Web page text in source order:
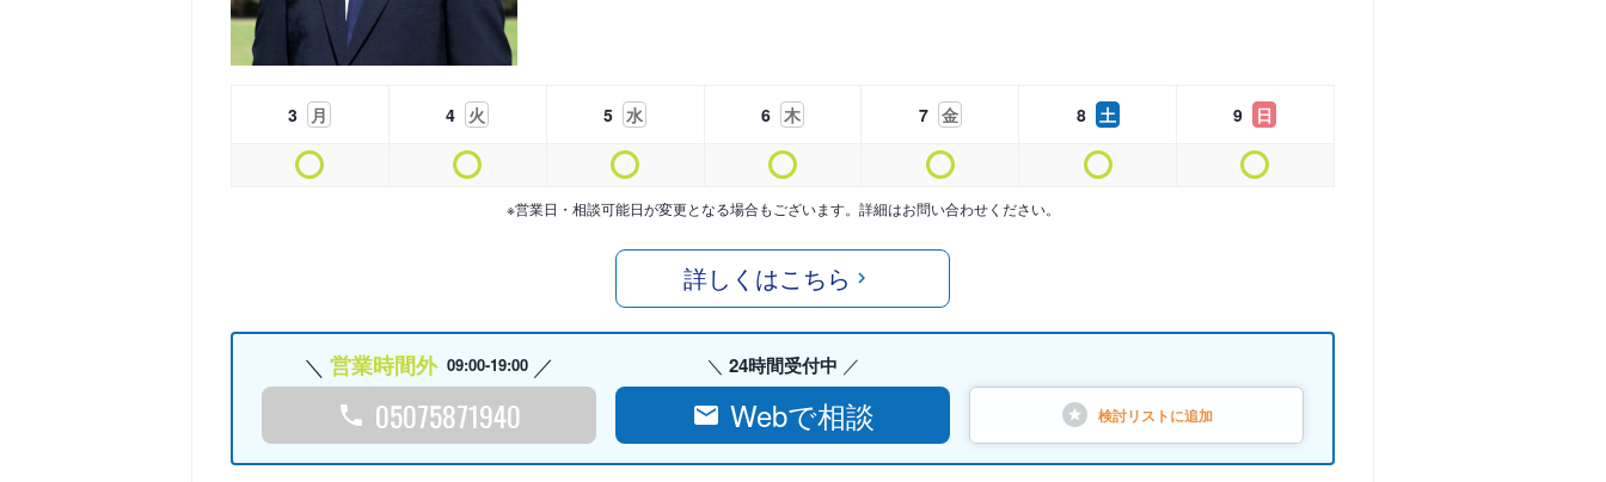
3 月 4 火 5 水 6 木 7 金 8 土 9 日
※営業日・相談可能日が変更となる場合もございます。詳細はお問い合わせください。
詳しくはこちら
営業時間外 09:00-19:00
05075871940
24時間受付中
Webで相談 検討リストに追加